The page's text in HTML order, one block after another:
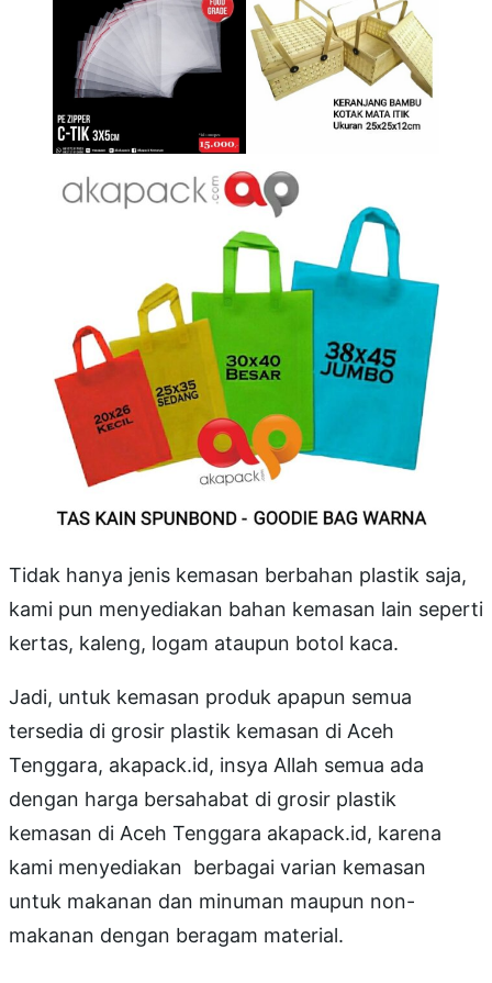
Tidak hanya jenis kemasan berbahan plastik saja,
kami pun menyediakan bahan kemasan lain seperti
kertas, kaleng, logam ataupun botol kaca.
Jadi, untuk kemasan produk apapun semua
tersedia di grosir plastik kemasan di Aceh
Tenggara, akapack.id, insya Allah semua ada
dengan harga bersahabat di grosir plastik
kemasan di Aceh Tenggara akapack.id, karena
kami menyediakan berbagai varian kemasan
untuk makanan dan minuman maupun non-
makanan dengan beragam material.